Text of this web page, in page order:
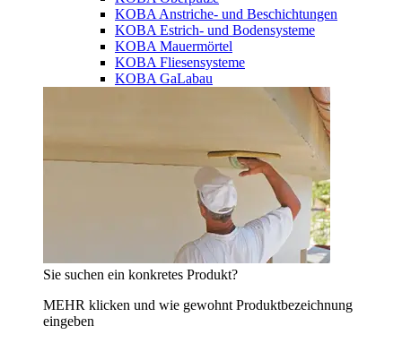
KOBA Anstriche- und Beschichtungen
KOBA Estrich- und Bodensysteme
KOBA Mauermörtel
KOBA Fliesensysteme
KOBA GaLabau
Sie suchen ein konkretes Produkt?
MEHR klicken und wie gewohnt Produktbezeichnung
eingeben